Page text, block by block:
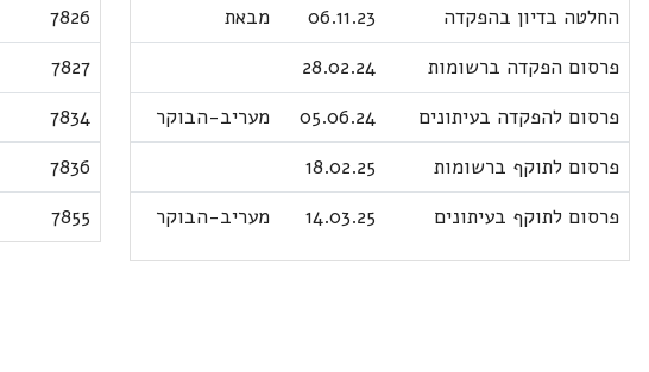
החלטה בדיון בהפקדה
06.11.23
מבאת
פרסום הפקדה ברשומות
28.02.24
פרסום להפקדה בעיתונים
05.06.24
מעריב-הבוקר
פרסום לתוקף ברשומות
18.02.25
פרסום לתוקף בעיתונים
14.03.25 מעריב-הבוקר
7826
7827
7834
7836
7855